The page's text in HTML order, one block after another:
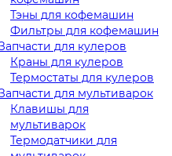
Тэны для кофемашин
Фильтры для кофемашин
для кулеров
Краны для кулеров
Термостаты для кулеров
для мультиварок
Клавишы для
мультиварок
Термодатчики для